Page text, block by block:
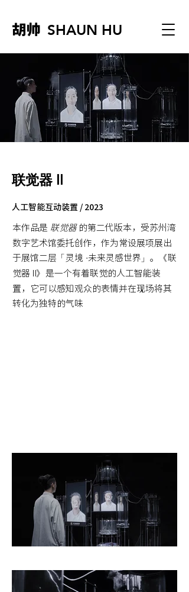
胡帅 SHAUN HU
联觉器 II
人工智能互动装置 / 2023
本作品是 联觉器 的第二代版本，受苏州湾
数字艺术馆委托创作，作为常设展项展出
于展馆二层 「 灵境·未来灵感世界 」 。 《联
觉器 II 》 是一个有着联觉的人工智能装
置，它可以感知观众的表情并在现场将其
转化为独特的气味